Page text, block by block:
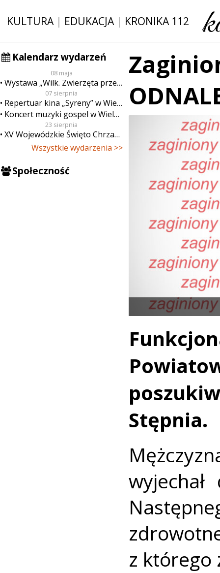
KULTURA| EDUKACJA| KRONIKA 112
Kalendarz wydarzeń
08 maja
Wystawa „Wilk. Zwierzęta przeklęte”
07 sierpnia
Repertuar kina „Syreny” w Wieluniu w dn. od 7 do 13 sierpnia
Koncert muzyki gospel w Wieluniu
23 sierpnia
XV Wojewódzkie Święto Chrzanu
Wszystkie wydarzenia >>
Społeczność
Stępnia.
z którego